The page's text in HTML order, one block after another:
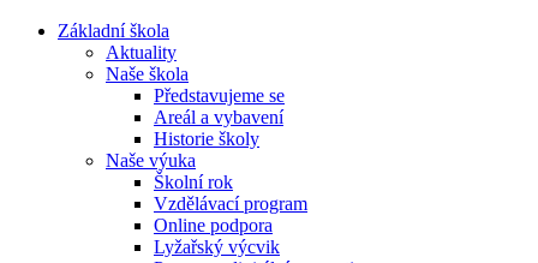
Základní škola
Aktuality
Naše škola
Představujeme se
Areál a vybavení
Historie školy
Naše výuka
Školní rok
Vzdělávací program
Online podpora
Lyžařský výcvik